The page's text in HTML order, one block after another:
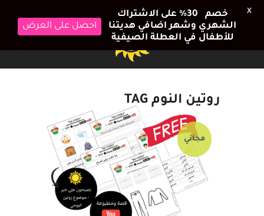
روتين النوم TAG
مجاني
خصم 30٪ على الاشتراك
الشهري وشهر اضافي هديتنا
للأطفال في العطلة الصيفية
احصل على العرض
X